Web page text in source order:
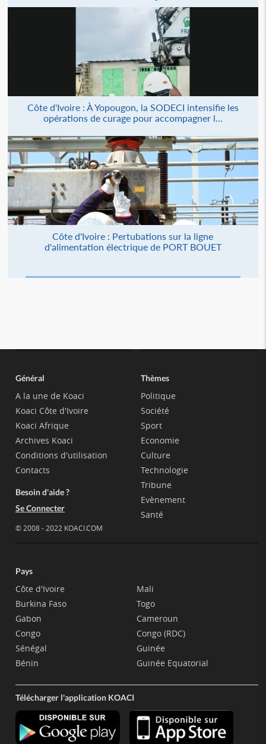
Côte d'Ivoire : À Yopougon, la SODECI intensifie les
opérations de curage pour accompagner l...
Côte d'Ivoire : Pertubations sur la ligne
d'alimentation électrique de PORT BOUET
Général
A la une de Koaci
Koaci Côte d'Ivoire
Koaci Afrique
Archives Koaci
Conditions d'utilisation
Contacts
Besoin d'aide ?
Se Connecter
© 2008 - 2022 KOACI.COM
Thèmes
Politique
Société
Sport
Economie
Culture
Technologie
Tribune
Evènement
Santé
Pays
Côte d'Ivoire
Burkina Faso
Gabon
Congo
Sénégal
Bénin
Mali
Togo
Cameroun
Congo (RDC)
Guinée
Guinée Equatorial
Télécharger l'application KOACI